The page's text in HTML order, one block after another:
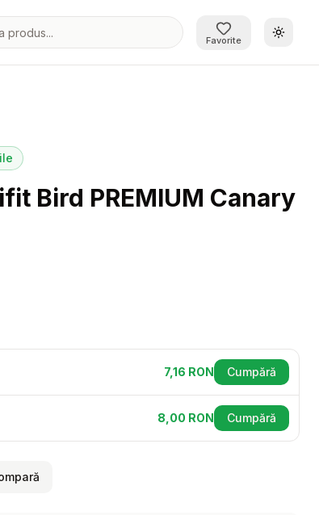
Favorite
Bird PREMIUM Canary
7,16 RON Cumpără
(se
8,00 RON Cumpără
(se